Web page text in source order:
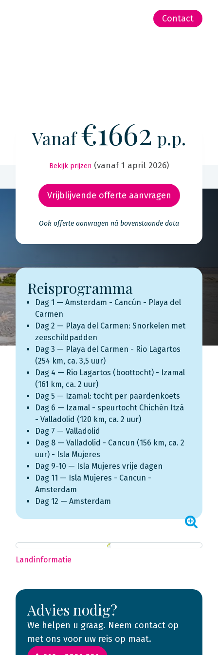
Contact
Vanaf€1662 p.p.
Bekijk prijzen (vanaf 1 april 2026)
Vrijblijvende offerte aanvragen
Ook offerte aanvragen ná bovenstaande data
Reisprogramma
Dag 1 — Amsterdam - Cancún - Playa del
Carmen
Dag 2 — Playa del Carmen: Snorkelen met
zeeschildpadden
Dag 3 — Playa del Carmen - Rio Lagartos
(254 km, ca. 3,5 uur)
Dag 4 — Rio Lagartos (boottocht) - Izamal
(161 km, ca. 2 uur)
Dag 5 — Izamal: tocht per paardenkoets
Dag 6 — Izamal - speurtocht Chichèn Itzá
- Valladolid (120 km, ca. 2 uur)
Dag 7 — Valladolid
Dag 8 — Valladolid - Cancun (156 km, ca. 2
uur) - Isla Mujeres
Dag 9-10 — Isla Mujeres vrije dagen
Dag 11 — Isla Mujeres - Cancun -
Amsterdam
Dag 12 — Amsterdam
Landinformatie
Advies nodig?
We helpen u graag. Neem contact op
met ons voor uw reis op maat.